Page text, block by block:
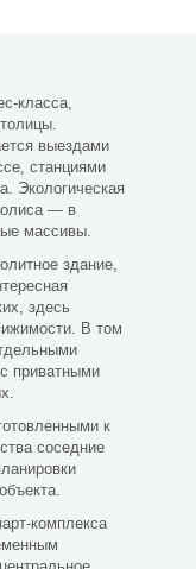
класса,
выездами
станциями
Экологическая
— в
массивы.
здание,
здесь
В том
приватными
к
соседние
комплекса